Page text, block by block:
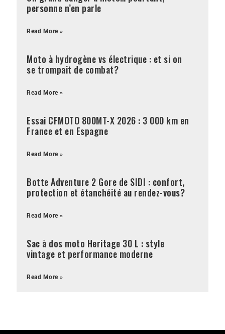
personne n’en parle
Read More »
Moto à hydrogène vs électrique : et si on
se trompait de combat?
Read More »
Essai CFMOTO 800MT-X 2026 : 3 000 km en
France et en Espagne
Read More »
Botte Adventure 2 Gore de SIDI : confort,
protection et étanchéité au rendez-vous?
Read More »
Sac à dos moto Heritage 30 L : style
vintage et performance moderne
Read More »